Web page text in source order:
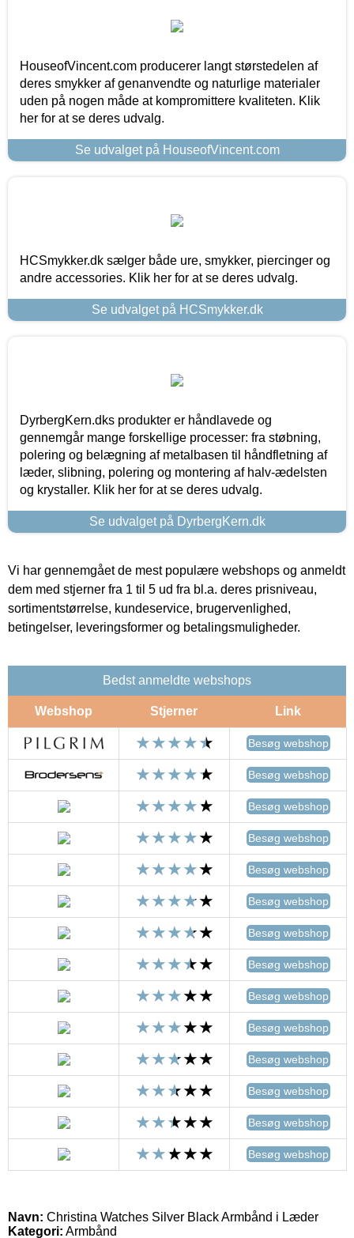
HouseofVincent.com producerer langt størstedelen af
deres smykker af genanvendte og naturlige materialer
uden på nogen måde at kompromittere kvaliteten. Klik
her for at se deres udvalg.
Se udvalget på HouseofVincent.com
HCSmykker.dk sælger både ure, smykker, piercinger og
andre accessories. Klik her for at se deres udvalg.
Se udvalget på HCSmykker.dk
DyrbergKern.dks produkter er håndlavede og
gennemgår mange forskellige processer: fra støbning,
polering og belægning af metalbasen til håndfletning af
læder, slibning, polering og montering af halv-ædelsten
og krystaller. Klik her for at se deres udvalg.
Se udvalget på DyrbergKern.dk
Vi har gennemgået de mest populære webshops og anmeldt
dem med stjerner fra 1 til 5 ud fra bl.a. deres prisniveau,
sortimentstørrelse, kundeservice, brugervenlighed,
betingelser, leveringsformer og betalingsmuligheder.
Bedst anmeldte webshops
Webshop Stjerner Link
Besøg webshop
Besøg webshop
Besøg webshop
Besøg webshop
Besøg webshop
Besøg webshop
Besøg webshop
Besøg webshop
Besøg webshop
Besøg webshop
Besøg webshop
Besøg webshop
Besøg webshop
Besøg webshop
Navn: Christina Watches Silver Black Armbånd i Læder
Kategori: Armbånd